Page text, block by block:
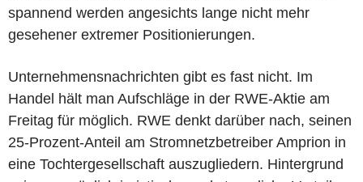
spannend werden angesichts lange nicht mehr
gesehener extremer Positionierungen.
Unternehmensnachrichten gibt es fast nicht. Im
Handel hält man Aufschläge in der RWE-Aktie am
Freitag für möglich. RWE denkt darüber nach, seinen
25-Prozent-Anteil am Stromnetzbetreiber Amprion in
eine Tochtergesellschaft auszugliedern. Hintergrund